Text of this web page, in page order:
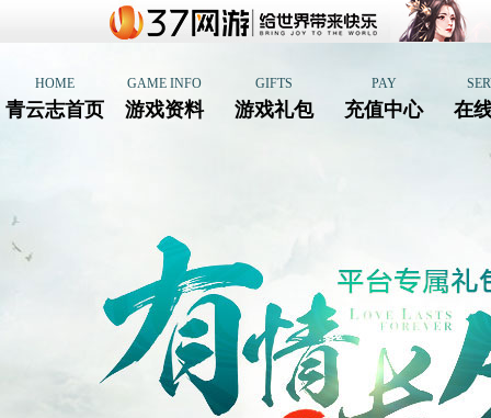
HOME
青云志首页
GAME INFO
游戏资料
GIFTS
游戏礼包
PAY
充值中心 在